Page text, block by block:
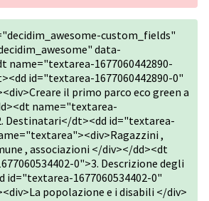
custom_fields"
data-
name="textarea-1677060442890-
id="textarea-1677060442890-0"
il primo parco eco green a
name="textarea-
Destinatari</dt><dd id="textarea-
,
, associazioni </div></dd><dt
0">3. Descrizione degli
1677060534402-0"
popolazione e i disabili </div>